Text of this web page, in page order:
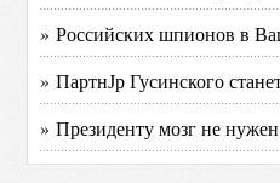
» Российских шпионов в
» ПартнЈр Гусинского
» Президенту мозг не нужен